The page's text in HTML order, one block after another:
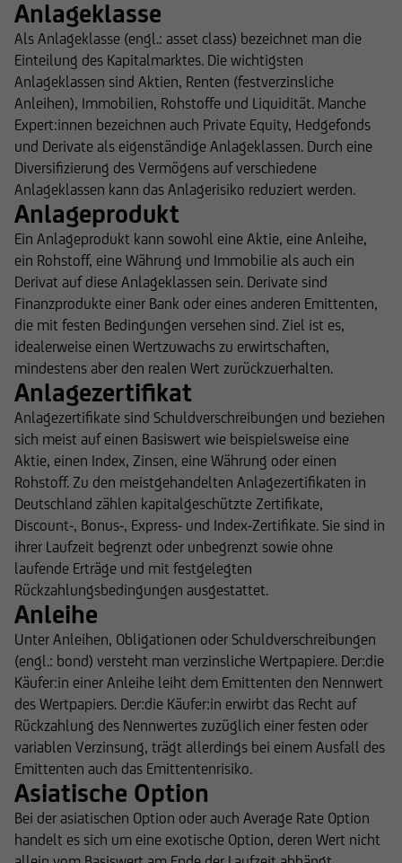
Anlageklasse
Als Anlageklasse (engl.: asset class) bezeichnet man die
Einteilung des Kapitalmarktes. Die wichtigsten
Anlageklassen sind Aktien, Renten (festverzinsliche
Anleihen), Immobilien, Rohstoffe und Liquidität. Manche
Expert:innen bezeichnen auch Private Equity, Hedgefonds
und Derivate als eigenständige Anlageklassen. Durch eine
Diversifizierung des Vermögens auf verschiedene
Anlageklassen kann das Anlagerisiko reduziert werden.
Anlageprodukt
Ein Anlageprodukt kann sowohl eine Aktie, eine Anleihe,
ein Rohstoff, eine Währung und Immobilie als auch ein
Derivat auf diese Anlageklassen sein. Derivate sind
Finanzprodukte einer Bank oder eines anderen Emittenten,
die mit festen Bedingungen versehen sind. Ziel ist es,
idealerweise einen Wertzuwachs zu erwirtschaften,
mindestens aber den realen Wert zurückzuerhalten.
Anlagezertifikat
Anlagezertifikate sind Schuldverschreibungen und beziehen
sich meist auf einen Basiswert wie beispielsweise eine
Aktie, einen Index, Zinsen, eine Währung oder einen
Rohstoff. Zu den meistgehandelten Anlagezertifikaten in
Deutschland zählen kapitalgeschützte Zertifikate,
Discount-, Bonus-, Express- und Index-Zertifikate. Sie sind in
ihrer Laufzeit begrenzt oder unbegrenzt sowie ohne
laufende Erträge und mit festgelegten
Rückzahlungsbedingungen ausgestattet.
Anleihe
Unter Anleihen, Obligationen oder Schuldverschreibungen
(engl.: bond) versteht man verzinsliche Wertpapiere. Der:die
Käufer:in einer Anleihe leiht dem Emittenten den Nennwert
des Wertpapiers. Der:die Käufer:in erwirbt das Recht auf
Rückzahlung des Nennwertes zuzüglich einer festen oder
variablen Verzinsung, trägt allerdings bei einem Ausfall des
Emittenten auch das Emittentenrisiko.
Asiatische Option
Bei der asiatischen Option oder auch Average Rate Option
handelt es sich um eine exotische Option, deren Wert nicht